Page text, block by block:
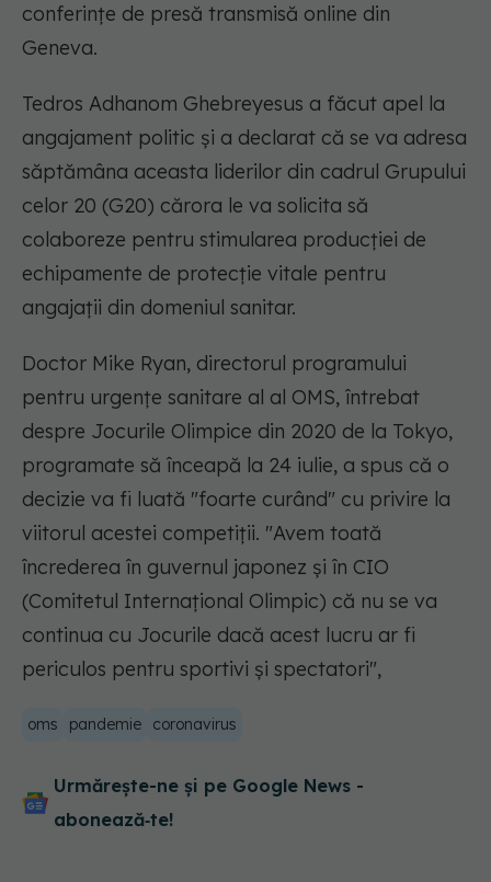
conferinţe de presă transmisă online din
Geneva.
Tedros Adhanom Ghebreyesus a făcut apel la
angajament politic şi a declarat că se va adresa
săptămâna aceasta liderilor din cadrul Grupului
celor 20 (G20) cărora le va solicita să
colaboreze pentru stimularea producţiei de
echipamente de protecţie vitale pentru
angajaţii din domeniul sanitar.
Doctor Mike Ryan, directorul programului
pentru urgenţe sanitare al al OMS, întrebat
despre Jocurile Olimpice din 2020 de la Tokyo,
programate să înceapă la 24 iulie, a spus că o
decizie va fi luată "foarte curând" cu privire la
viitorul acestei competiţii. "Avem toată
încrederea în guvernul japonez şi în CIO
(Comitetul Internaţional Olimpic) că nu se va
continua cu Jocurile dacă acest lucru ar fi
periculos pentru sportivi şi spectatori",
oms pandemie coronavirus
Urmărește-ne și pe Google News -
abonează‑te!